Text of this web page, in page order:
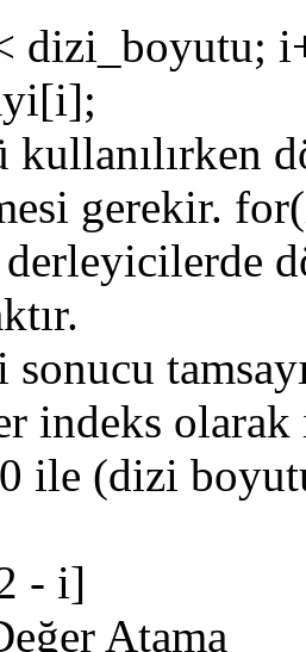
dizi_boyutu;
kullanılırken
gerekir.
indeks olarak
ile (dizi
- i]
Atama